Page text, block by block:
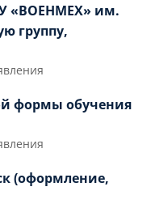
«ВОЕНМЕХ» им.
группу,
формы обучения
(оформление,